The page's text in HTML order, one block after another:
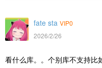
fate sta VIP0
2026/2/26
看什么库。。个别库不支持比